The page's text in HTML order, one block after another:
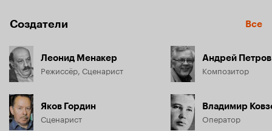
Создатели Все
Леонид Менакер
Режиссёр, Сценарист
Яков Гордин
Сценарист
Андрей Петров
Композитор
Владимир
Оператор